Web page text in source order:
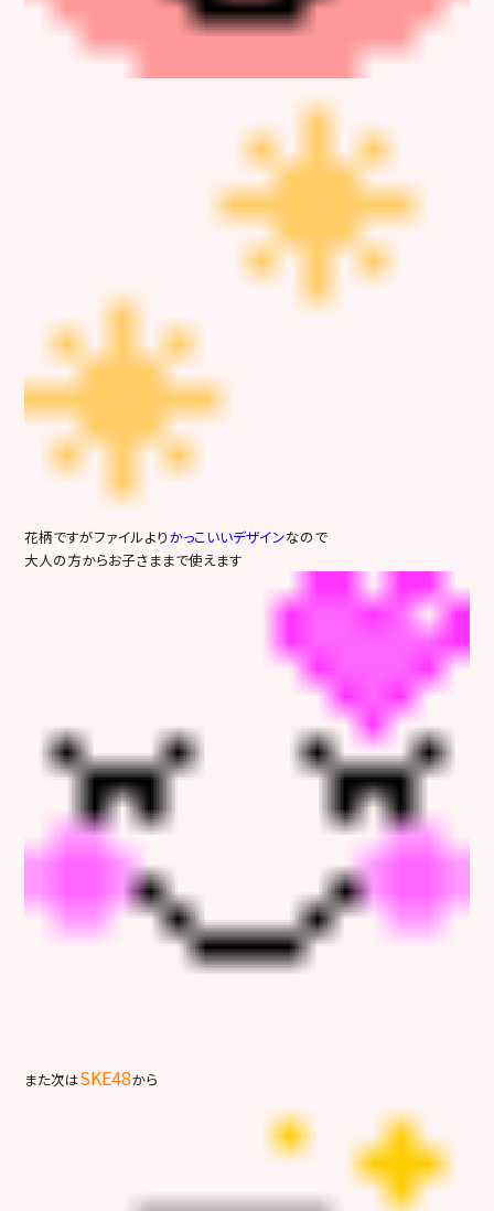
花柄ですがファイルよりかっこいいデザインなので
大人の方からお子さままで使えます
また次はSKE48から